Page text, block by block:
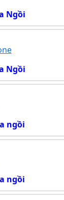
Ngồi
Ngồi
ngồi
ngồi